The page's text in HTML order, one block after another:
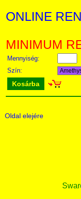
ONLINE
MINIMUM
Mennyiség:
Szín:
Kosárba
Oldal elejére